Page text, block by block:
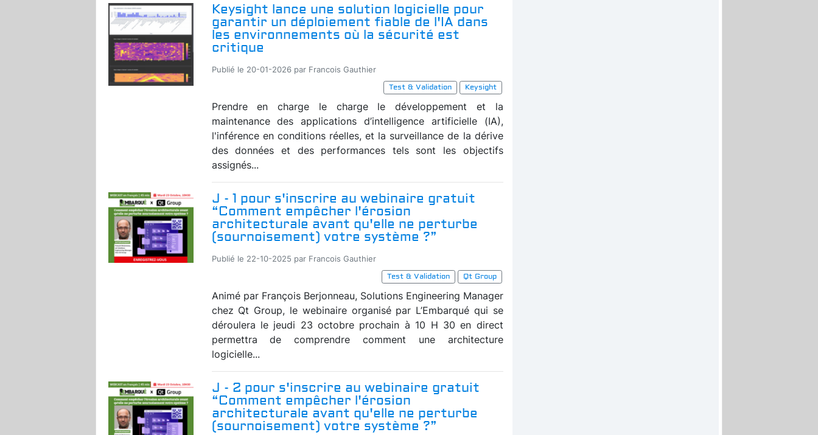
Keysight lance une solution logicielle pour
garantir un déploiement fiable de l'IA dans
les environnements où la sécurité est
critique
Publié le 20-01-2026 par Francois Gauthier
Test & Validation
Keysight
Prendre en charge le charge le développement et la
maintenance des applications d’intelligence artificielle (IA),
l'inférence en conditions réelles, et la surveillance de la dérive
des données et des performances tels sont les objectifs
assignés...
J - 1 pour s'inscrire au webinaire gratuit
“Comment empêcher l'érosion
architecturale avant qu'elle ne perturbe
(sournoisement) votre système ?”
Publié le 22-10-2025 par Francois Gauthier
Test & Validation
Qt Group
Animé par François Berjonneau, Solutions Engineering Manager
chez Qt Group, le webinaire organisé par L’Embarqué qui se
déroulera le jeudi 23 octobre prochain à 10 H 30 en direct
permettra de comprendre comment une architecture
logicielle...
J - 2 pour s'inscrire au webinaire gratuit
“Comment empêcher l'érosion
architecturale avant qu'elle ne perturbe
(sournoisement) votre système ?”